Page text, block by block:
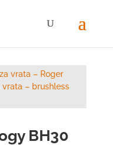
vrata – Roger
vrata – brushless
BH30